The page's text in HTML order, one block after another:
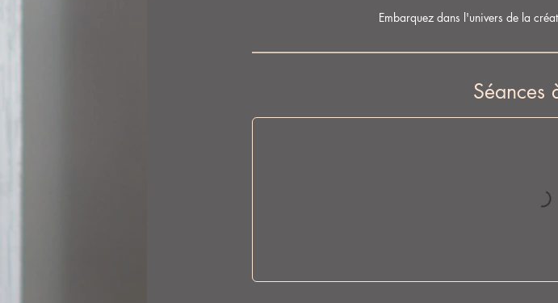
Embarquez dans l'univers de la
Séances